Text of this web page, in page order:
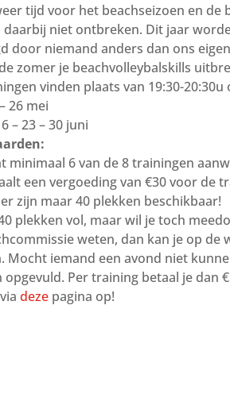
tijd voor het beachseizoen en de
daarbij niet ontbreken. Dit jaar
door niemand anders dan ons
zomer je beachvolleybalskills
vinden plaats van 19:30-20:30u
26 mei
– 23 – 30 juni
minimaal 6 van de 8 trainingen
een vergoeding van €30 voor de
er zijn maar 40 plekken beschikbaar!
plekken vol, maar wil je toch
weten, dan kan je op de
Mocht iemand een avond niet
opgevuld. Per training betaal je dan
deze pagina op!